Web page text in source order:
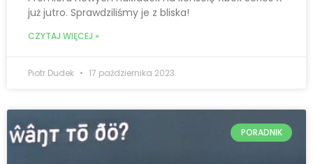
już jutro. Sprawdziliśmy je z bliska!
CZYTAJ WIĘCEJ »
Piotr Dudek 17 października 2023
PORADNIK